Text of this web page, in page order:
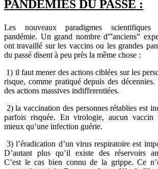
PANDEMIES DU PASSE :
Les nouveaux paradigmes
pandémie. Un grand nombre d'”anciens”
ont travaillé sur les vaccins ou les grandes
du passé disent à peu près la même chose :
1) il faut mener des actions ciblées sur les
risque, comme pratiqué depuis des
des actions massives indifferentiées.
2) la vaccination des personnes rétablies est
parfois risquée. En virologie, aucun vaccin
mieux qu’une infection guérie.
3) l’éradication d’un virus respiratoire est
D’autant plus qu’il existe des réservoirs
C’est le cas bien connu de la grippe. Ce